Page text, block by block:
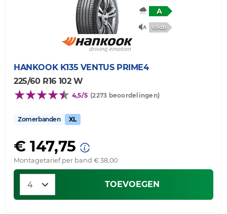
A
69db
HANKOOK K135 VENTUS PRIME4
225/60 R16 102 W
4,5/5 (2273 beoordelingen)
Zomerbanden XL
€ 147,75
Montagetarief per band € 38,00
TOEVOEGEN